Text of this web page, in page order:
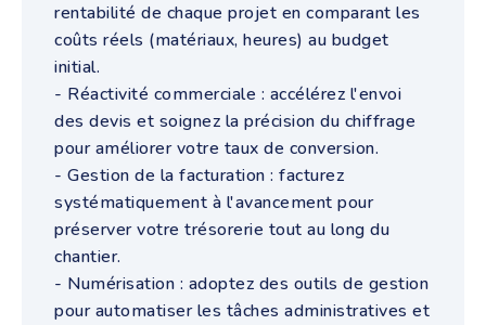
rentabilité de chaque projet en comparant les
coûts réels (matériaux, heures) au budget
initial.
- Réactivité commerciale : accélérez l'envoi
des devis et soignez la précision du chiffrage
pour améliorer votre taux de conversion.
- Gestion de la facturation : facturez
systématiquement à l'avancement pour
préserver votre trésorerie tout au long du
chantier.
- Numérisation : adoptez des outils de gestion
pour automatiser les tâches administratives et